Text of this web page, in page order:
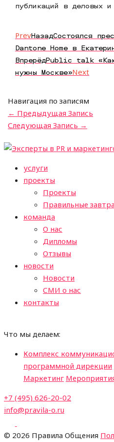
публикаций в деловых
PrevНазадСостоялся
Dantone Home в
ВпрерёдPublic talk
нужны Москве»Next
Навигация по записям
← Предыдущая Запись
Следующая Запись →
услуги
проекты
Проекты
Правильные
команда
О нас
Дипломы
Отзывы
новости
Новости
СМИ о нас
контакты
Что мы делаем:
Комплекс
программной дирекции
Маркетинг
+7 (495) 626-20-02
info@pravila-o.ru
© 2026 Правила Общения